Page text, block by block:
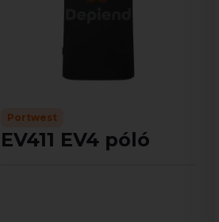
Portwest
EV411 EV4 póló